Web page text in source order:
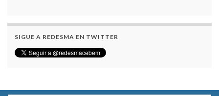
SIGUE A REDESMA EN TWITTER